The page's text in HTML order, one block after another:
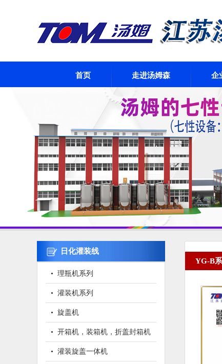
首页 走进汤姆森 企
日化灌装线
• 理瓶机系列
• 灌装机系列
• 旋盖机
• 开箱机，装箱机，折盖封箱机
• 灌装旋盖一体机
YG-B